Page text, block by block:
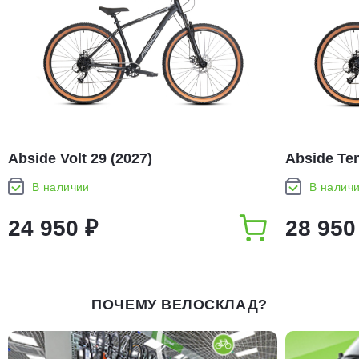
Abside Volt 29 (2027)
В наличии
24 950 ₽
Abside
В
28
ПОЧЕМУ ВЕЛОСКЛАД?